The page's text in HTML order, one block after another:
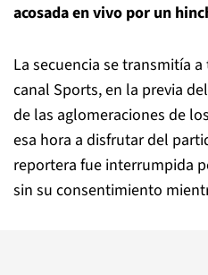
acosada en vivo por un
La secuencia se transmitía
canal Sports, en la previa
de las aglomeraciones de
esa hora a disfrutar del
reportera fue interrumpida
sin su consentimiento